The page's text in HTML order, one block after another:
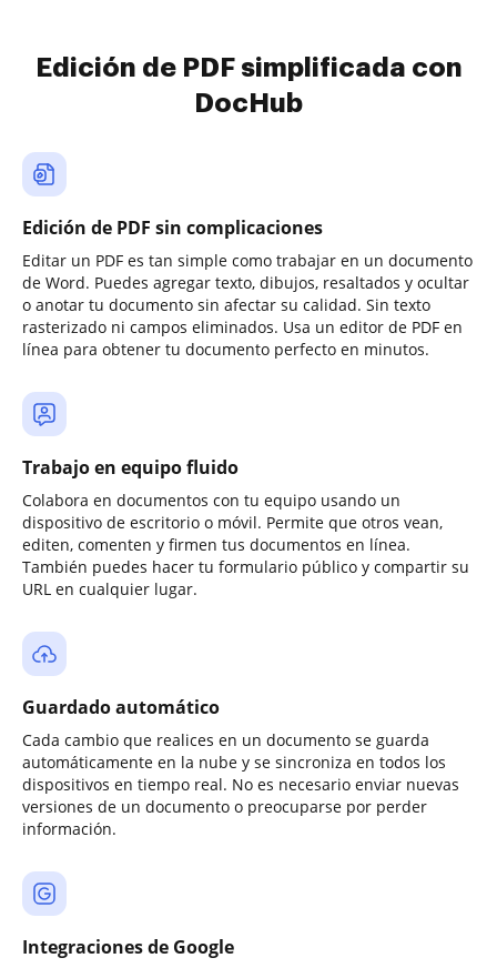
Edición de PDF simplificada con
DocHub
Edición de PDF sin complicaciones
Editar un PDF es tan simple como trabajar en un documento
de Word. Puedes agregar texto, dibujos, resaltados y ocultar
o anotar tu documento sin afectar su calidad. Sin texto
rasterizado ni campos eliminados. Usa un editor de PDF en
línea para obtener tu documento perfecto en minutos.
Trabajo en equipo fluido
Colabora en documentos con tu equipo usando un
dispositivo de escritorio o móvil. Permite que otros vean,
editen, comenten y firmen tus documentos en línea.
También puedes hacer tu formulario público y compartir su
URL en cualquier lugar.
Guardado automático
Cada cambio que realices en un documento se guarda
automáticamente en la nube y se sincroniza en todos los
dispositivos en tiempo real. No es necesario enviar nuevas
versiones de un documento o preocuparse por perder
información.
Integraciones de Google